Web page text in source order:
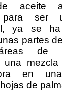
aceite
para ser
ya se
partes de
de
una
en
de